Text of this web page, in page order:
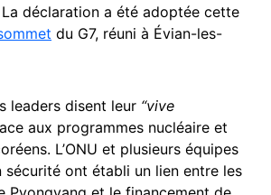
déclaration a été adoptée cette
du G7, réuni à Évian-les-
leaders disent leur “vive
aux programmes nucléaire et
L’ONU et plusieurs équipes
sécurité ont établi un lien entre les